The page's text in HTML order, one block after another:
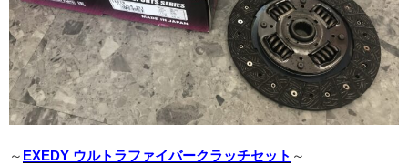
～ EXEDY ウルトラファイバークラッチセット ～